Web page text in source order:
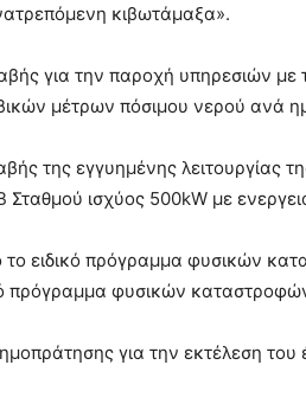
κιβωτάμαξα».
για την παροχή υπηρεσιών
μέτρων πόσιμου νερού ανά
της εγγυημένης λειτουργίας
Σταθμού ισχύος 500kW με
ειδικό πρόγραμμα φυσικών
πρόγραμμα φυσικών
για την εκτέλεση